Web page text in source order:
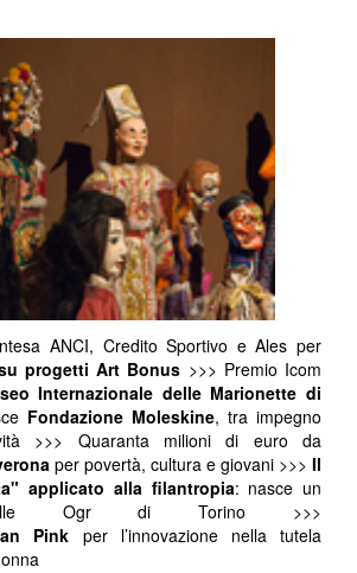
ANCI, Credito Sportivo e Ales per
progetti Art Bonus >>> Premio Icom
Internazionale delle Marionette di
Fondazione Moleskine, tra impegno
>>> Quaranta milioni di euro da
per povertà, cultura e giovani >>> Il
applicato alla filantropia: nasce un
alle Ogr di Torino >>>
Pink per l’innovazione nella tutela